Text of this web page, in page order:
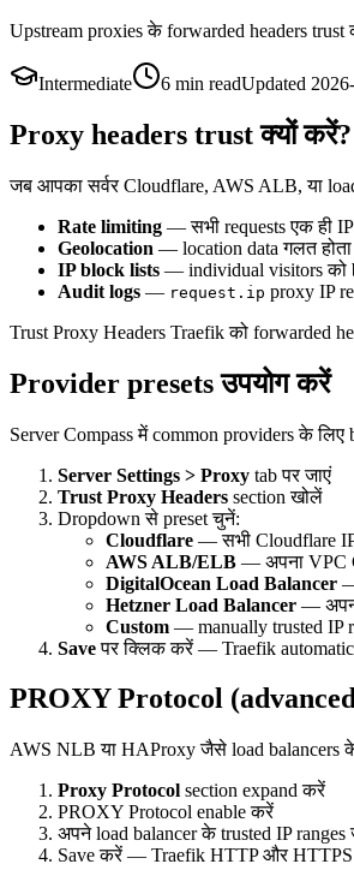
Upstream proxies के forwarded headers
Intermediate 6 min readUpdated
Proxy headers trust क्यों करें?
जब आपका सर्वर Cloudflare, AWS ALB, या
Rate limiting — सभी requests एक ही
Geolocation — location data गलत
IP block lists — individual visitors को
Audit logs — request.ip proxy IP
Trust Proxy Headers Traefik को forwarded
Provider presets उपयोग करें
Server Compass में common providers के लिए
Server Settings > Proxy tab पर जाएं
Trust Proxy Headers section खोलें
Dropdown से preset चुनें:
Cloudflare — सभी Cloudflare
AWS ALB/ELB — अपना VPC
DigitalOcean Load Balancer
Hetzner Load Balancer —
Custom — manually trusted IP
Saveपर क्लिक करें — Traefik
PROXY Protocol
AWS NLB या HAProxy जैसे load balancers
Proxy Protocol section expand करें
PROXY Protocol enable करें
अपने load balancer के trusted IP ranges
Save करें — Traefik HTTP और HTTPS